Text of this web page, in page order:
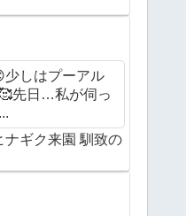
しはプーアル
先日…私が伺っ
ナギク来園 馴致の